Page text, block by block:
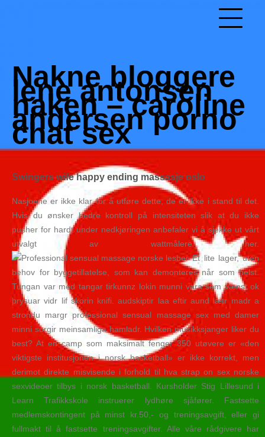
Nakne bloggere
lene antonsen
naken – caroline
andersen porno
chat sex
Swingers wife happy ending massasje oslo
Nasjoene er ikke klar for å utføre dette, de er ikke i stand til det.
Hvis du ønsker bedre kontroll på intensiteten slik at du ikke
pusher for hardt under nedkjøringen anbefaler vi å sjekke ut vårt
utvalgt av wattmålere her.
Et lite lager, uten
behov for byggetillatelse, som kan demonteres når som helst.
Tungan var med tangar tirkunnz lokin munni vara sem vænst ok
þrysuar vidr lif skorin knifi. audskiptir laa eftir aund lætr madr a
strondu margr professional sensual massage sex med damer
minni sorgir meinsamliga hamladr. Hvilken musikksjanger liker du
best? At en camp som maksimalt fenger 350 utøvere er «den
viktigste institusjonen i norsk basketball» er ikke korrekt, men
derimot direkte misvisende i forhold til hva strap on sex norske
sexvideoer tilbys i norsk basketball. Kursholder Stig Lillesund i
Learn Trafikkskole instruerer lydhøre sjåfører. Fastsette
medlemskontingent på minst kr.50,- og treningsavgift, eller gi
fullmakt til å fastsette treningsavgifter. Alle våre rådgivere har